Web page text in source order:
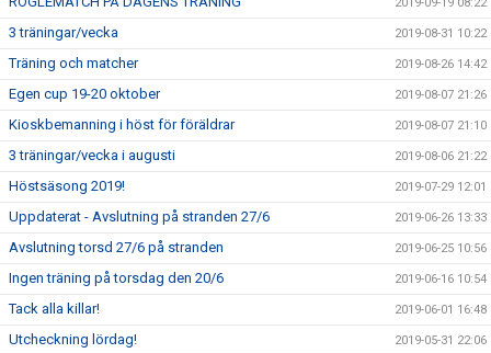
3 träningar/vecka 2019-08-31 10:22
Träning och matcher 2019-08-26 14:42
Egen cup 19-20 oktober 2019-08-07 21:26
Kioskbemanning i höst för föräldrar 2019-08-07 21:10
3 träningar/vecka i augusti 2019-08-06 21:22
Höstsäsong 2019! 2019-07-29 12:01
Uppdaterat - Avslutning på stranden 27/6 2019-06-26 13:33
Avslutning torsd 27/6 på stranden 2019-06-25 10:56
Ingen träning på torsdag den 20/6 2019-06-16 10:54
Tack alla killar! 2019-06-01 16:48
Utcheckning lördag! 2019-05-31 22:06